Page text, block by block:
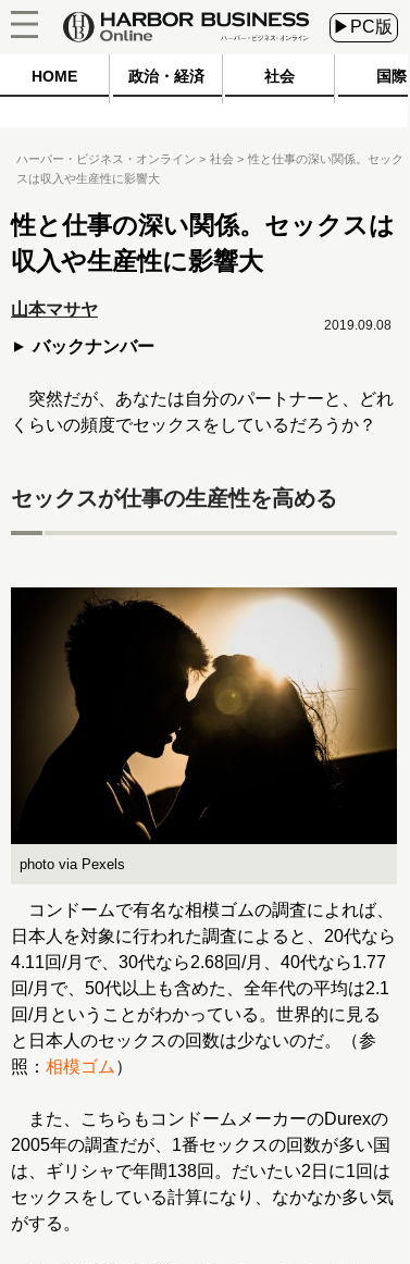
▶PC版
HOME 政治・経済 社会 国際
ハーバー・ビジネス・オンライン 社会
性と仕事の深い関係。セック
スは収入や生産性に影響大
性と仕事の深い関係。セックスは
収入や生産性に影響大
山本マサヤ
バックナンバー
2019.09.08
突然だが、あなたは自分のパートナーと、どれ
くらいの頻度でセックスをしているだろうか？
セックスが仕事の生産性を高める
photo via Pexels
コンドームで有名な相模ゴムの調査によれば、
日本人を対象に行われた調査によると、20代なら
4.11回/月で、30代なら2.68回/月、40代なら1.77
回/月で、50代以上も含めた、全年代の平均は2.1
回/月ということがわかっている。世界的に見る
と日本人のセックスの回数は少ないのだ。（参
照： 相模ゴム ）
また、こちらもコンドームメーカーのDurexの
2005年の調査だが、1番セックスの回数が多い国
は、ギリシャで年間138回。だいたい2日に1回は
セックスをしている計算になり、なかなか多い気
がする。